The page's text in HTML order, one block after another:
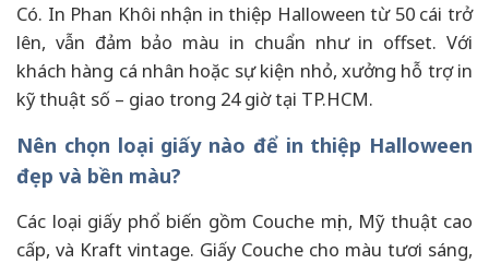
Có. In Phan Khôi nhận in thiệp Halloween từ 50 cái trở
lên, vẫn đảm bảo màu in chuẩn như in offset. Với
khách hàng cá nhân hoặc sự kiện nhỏ, xưởng hỗ trợ in
kỹ thuật số – giao trong 24 giờ tại TP.HCM.
Nên chọn loại giấy nào để in thiệp Halloween
đẹp và bền màu?
Các loại giấy phổ biến gồm Couche mịn, Mỹ thuật cao
cấp, và Kraft vintage. Giấy Couche cho màu tươi sáng,